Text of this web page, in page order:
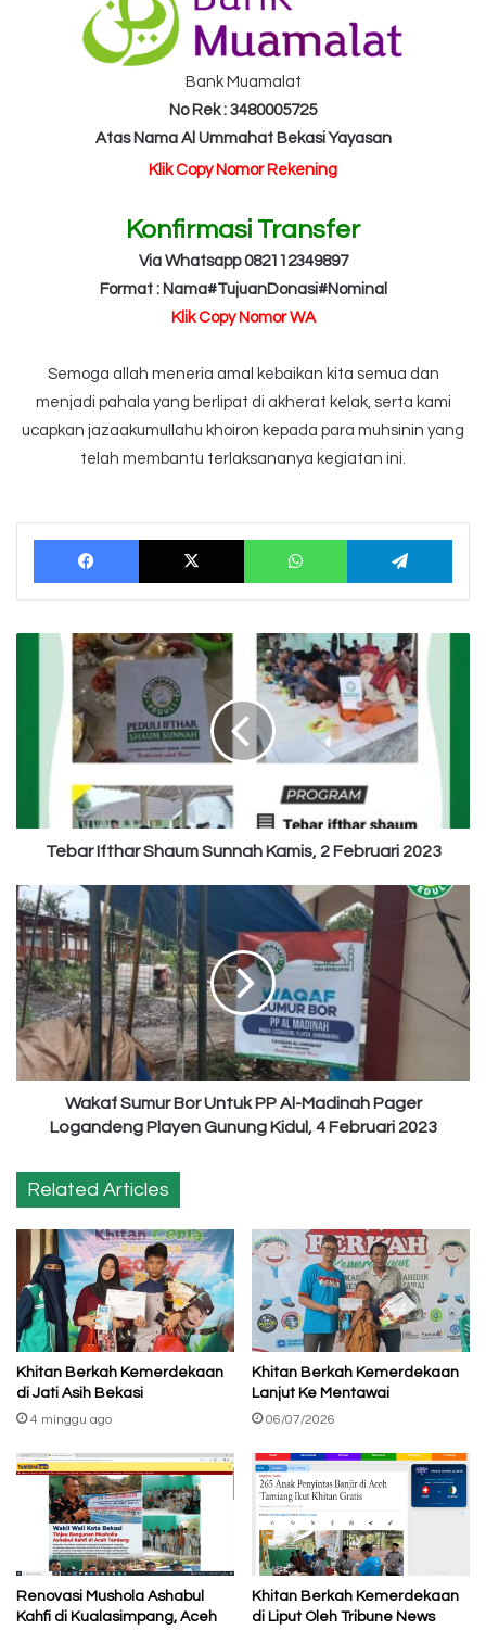
Bank Muamalat
No Rek : 3480005725
Atas Nama Al Ummahat Bekasi Yayasan
Klik Copy Nomor Rekening
Konfirmasi Transfer
Via Whatsapp 082112349897
Format : Nama#TujuanDonasi#Nominal
Klik Copy Nomor WA
Semoga allah meneria amal kebaikan kita semua dan
menjadi pahala yang berlipat di akherat kelak, serta kami
ucapkan jazaakumullahu khoiron kepada para muhsinin yang
telah membantu terlaksananya kegiatan ini.
Facebook X WhatsApp
Sunnah
Tebar Ifthar Shaum Sunnah Kamis, 2 Februari 2023
Wakaf
Sumur
Bor
Untuk
PP
Al-
Madinah
Pager
Logandeng
Gunung
Februari
Wakaf Sumur Bor Untuk PP Al-Madinah Pager
Logandeng Playen Gunung Kidul, 4 Februari 2023
Related Articles
Khitan Berkah Kemerdekaan
di Jati Asih Bekasi
4 minggu ago
Khitan Berkah Kemerdekaan
Lanjut Ke Mentawai
06/07/2026
Renovasi Mushola Ashabul
Kahfi di Kualasimpang, Aceh
Khitan Berkah Kemerdekaan
di Liput Oleh Tribune News